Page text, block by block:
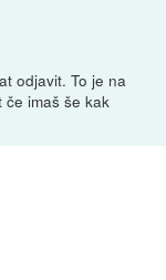
odjavit. To je na
imaš še kak